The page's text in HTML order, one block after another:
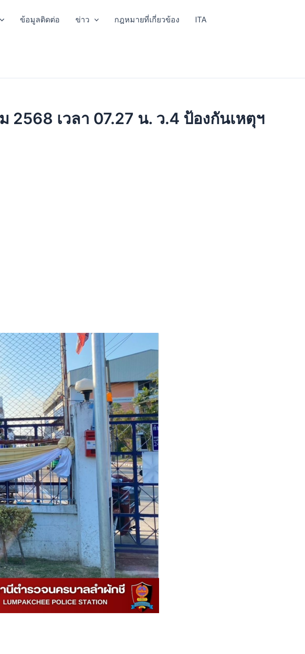
ข้อมูลติดต่อ ข่าว กฎหมายที่เกี่ยวข้อง ITA
เวลา 07.27 น. ว.4 ป้องกันเหตุฯ